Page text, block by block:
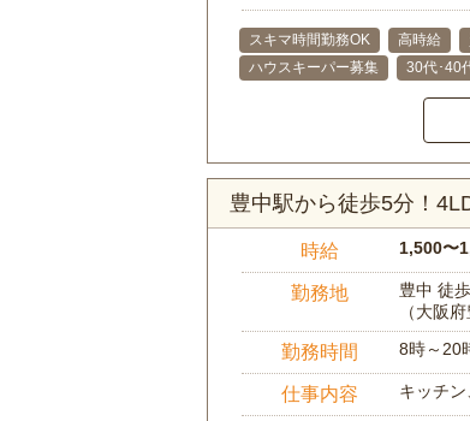
スキマ時間勤務OK 高時給
ハウスキーパー募集
30代･40
豊中駅から徒歩5分！
時給 1,500〜
勤務地
豊中 徒
（大阪
勤務時間 8時～20
仕事内容 キッチ